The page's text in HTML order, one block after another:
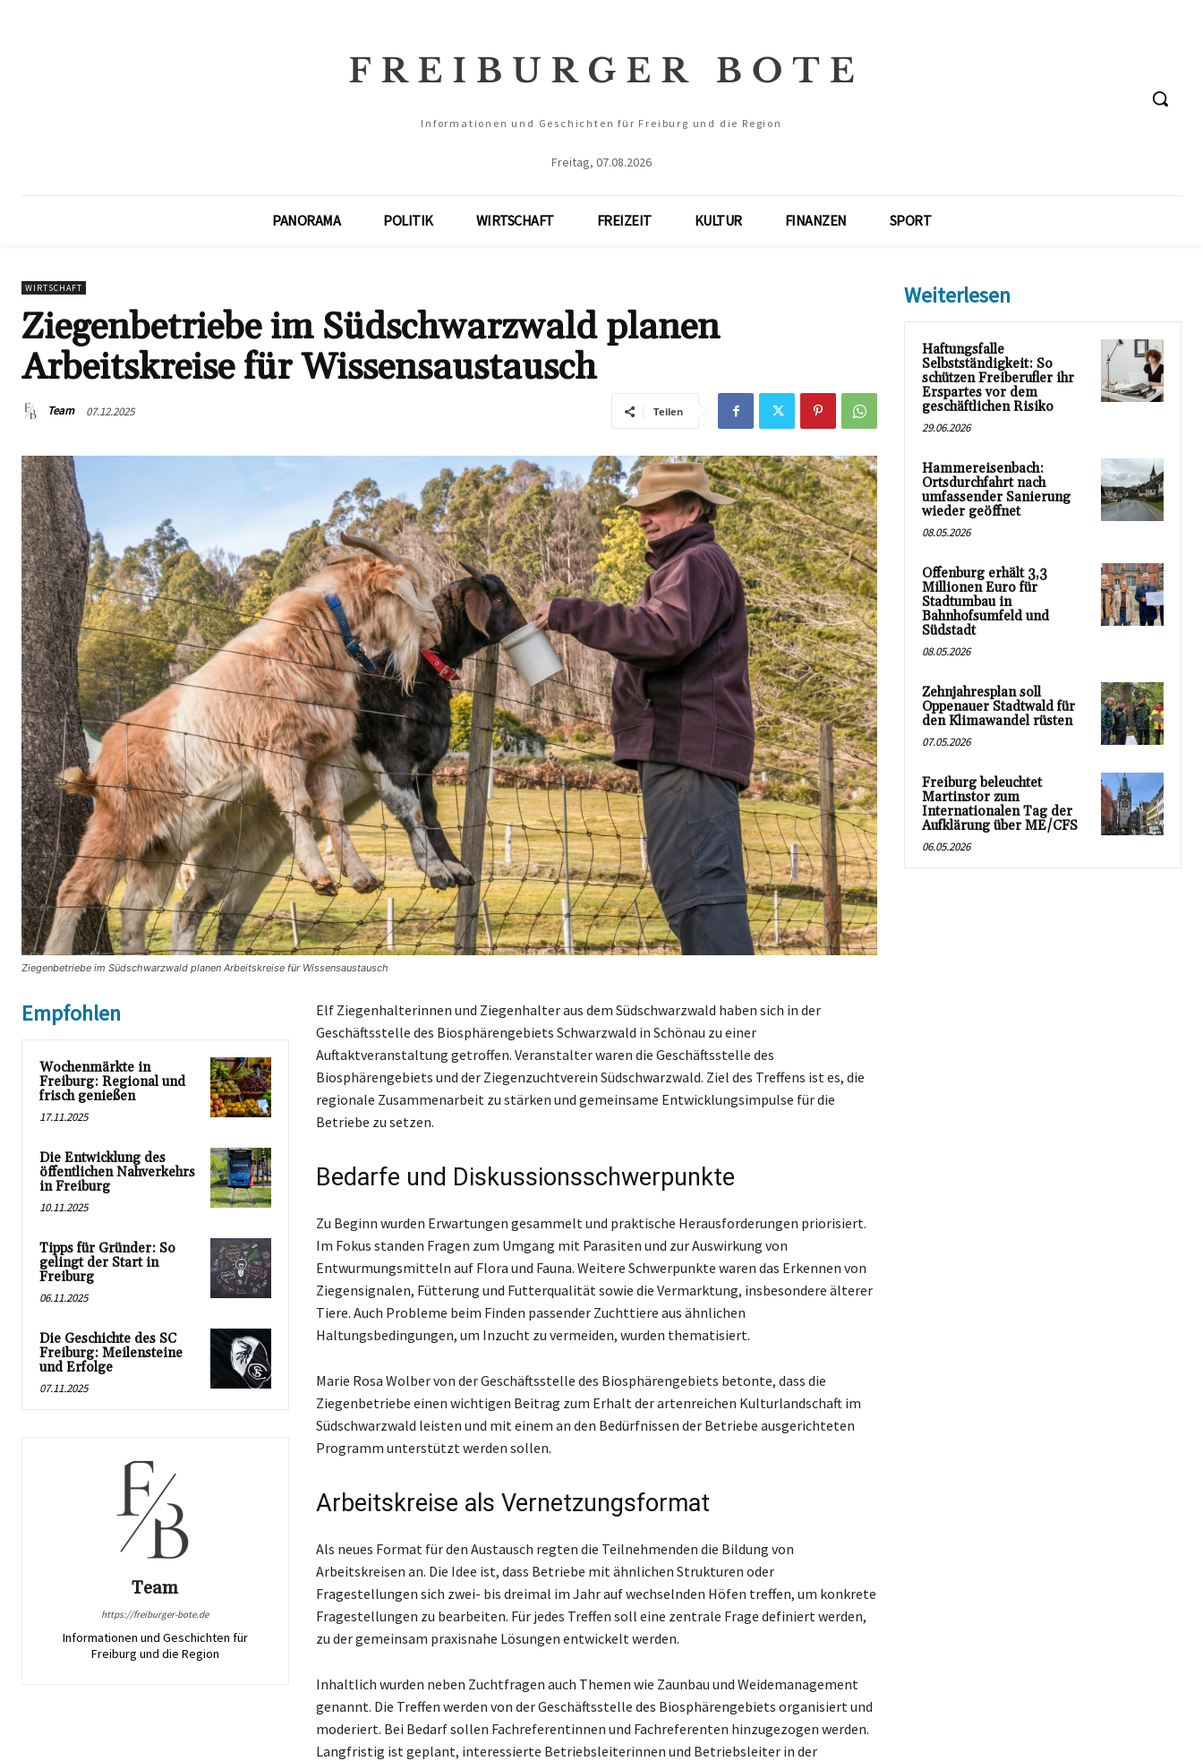
Informationen und Geschichten für Freiburg und die Region
Freitag, 07.08.2026
PANORAMA POLITIK WIRTSCHAFT FREIZEIT KULTUR FINANZEN SPORT
WIRTSCHAFT
Ziegenbetriebe im Südschwarzwald planen
Arbeitskreise für Wissensaustausch
Team 07.12.2025 Teilen
Ziegenbetriebe im Südschwarzwald planen Arbeitskreise für Wissensaustausch
Empfohlen
Wochenmärkte in
Freiburg: Regional und
frisch genießen
17.11.2025
Die Entwicklung des
öffentlichen Nahverkehrs
in Freiburg
10.11.2025
Tipps für Gründer: So
gelingt der Start in
Freiburg
06.11.2025
Die Geschichte des SC
Freiburg: Meilensteine
und Erfolge
07.11.2025
Team
https://freiburger-bote.de
Informationen und Geschichten für
Freiburg und die Region
Elf Ziegenhalterinnen und Ziegenhalter aus dem Südschwarzwald haben sich in der
Geschäftsstelle des Biosphärengebiets Schwarzwald in Schönau zu einer
Auftaktveranstaltung getroffen. Veranstalter waren die Geschäftsstelle des
Biosphärengebiets und der Ziegenzuchtverein Südschwarzwald. Ziel des Treffens ist es, die
regionale Zusammenarbeit zu stärken und gemeinsame Entwicklungsimpulse für die
Betriebe zu setzen.
Bedarfe und Diskussionsschwerpunkte
Zu Beginn wurden Erwartungen gesammelt und praktische Herausforderungen priorisiert.
Im Fokus standen Fragen zum Umgang mit Parasiten und zur Auswirkung von
Entwurmungsmitteln auf Flora und Fauna. Weitere Schwerpunkte waren das Erkennen von
Ziegensignalen, Fütterung und Futterqualität sowie die Vermarktung, insbesondere älterer
Tiere. Auch Probleme beim Finden passender Zuchttiere aus ähnlichen
Haltungsbedingungen, um Inzucht zu vermeiden, wurden thematisiert.
Marie Rosa Wolber von der Geschäftsstelle des Biosphärengebiets betonte, dass die
Ziegenbetriebe einen wichtigen Beitrag zum Erhalt der artenreichen Kulturlandschaft im
Südschwarzwald leisten und mit einem an den Bedürfnissen der Betriebe ausgerichteten
Programm unterstützt werden sollen.
Arbeitskreise als Vernetzungsformat
Als neues Format für den Austausch regten die Teilnehmenden die Bildung von
Arbeitskreisen an. Die Idee ist, dass Betriebe mit ähnlichen Strukturen oder
Fragestellungen sich zwei- bis dreimal im Jahr auf wechselnden Höfen treffen, um konkrete
Fragestellungen zu bearbeiten. Für jedes Treffen soll eine zentrale Frage definiert werden,
zu der gemeinsam praxisnahe Lösungen entwickelt werden.
Inhaltlich wurden neben Zuchtfragen auch Themen wie Zaunbau und Weidemanagement
genannt. Die Treffen werden von der Geschäftsstelle des Biosphärengebiets organisiert und
moderiert. Bei Bedarf sollen Fachreferentinnen und Fachreferenten hinzugezogen werden.
Langfristig ist geplant, interessierte Betriebsleiterinnen und Betriebsleiter in der
Weiterlesen
Haftungsfalle
Selbstständigkeit: So
schützen Freiberufler ihr
Erspartes vor dem
geschäftlichen Risiko
29.06.2026
Hammereisenbach:
Ortsdurchfahrt nach
umfassender Sanierung
wieder geöffnet
08.05.2026
Offenburg erhält 3,3
Millionen Euro für
Stadtumbau in
Bahnhofsumfeld und
Südstadt
08.05.2026
Zehnjahresplan soll
Oppenauer Stadtwald für
den Klimawandel rüsten
07.05.2026
Freiburg beleuchtet
Martinstor zum
Internationalen Tag der
Aufklärung über ME/CFS
06.05.2026